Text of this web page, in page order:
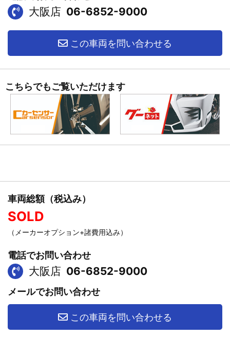
大阪店 06-6852-9000
この車両を問い合わせる
こちらでもご覧いただけます
車両総額（税込み）
SOLD
（メーカーオプション+諸費用込み）
電話でお問い合わせ
大阪店 06-6852-9000
メールでお問い合わせ
この車両を問い合わせる